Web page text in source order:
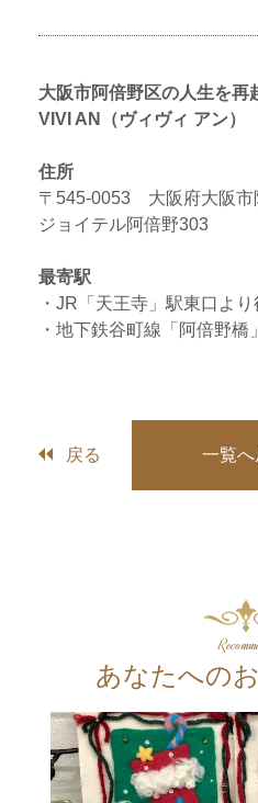
大阪市阿倍野区の人生を再
VIVI AN（ヴィヴィ アン）
住所
〒545-0053 大阪府大阪市
ジョイテル阿倍野303
最寄駅
・JR「天王寺」駅東口よ
・地下鉄谷町線「阿倍野
戻る 一覧へ
あなたへの